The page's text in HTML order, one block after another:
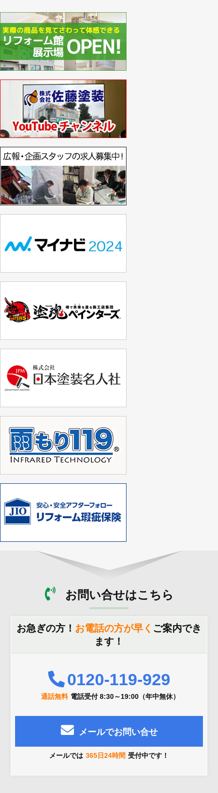
お問い合せはこちら
お急ぎの方！ お電話の方が早く ご案内でき
ます！
0120-119-929
通話無料 電話受付 8:30～19:00（年中無休）
メールでお問い合せ
メールでは 365日24時間 受付中です！